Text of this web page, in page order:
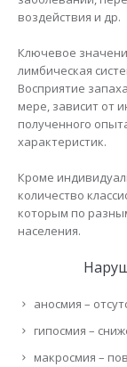
воздействия и др.
Ключевое
лимбическая
Восприятие
мере, зависит от
полученного
характеристик.
Кроме
количество
которым по
населения.
аносмия –
гипосмия –
макросмия –